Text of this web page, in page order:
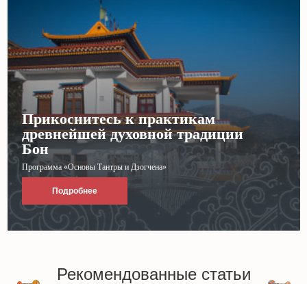
Прикоснитесь к практикам
древнейшей духовной традиции
Бон
Программа «Основы Тантры и Дзогчена»
Подробнее
Рекомендованные статьи